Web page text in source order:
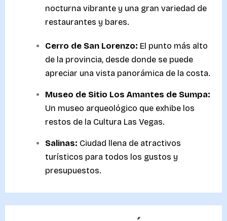
nocturna vibrante y una gran variedad de
restaurantes y bares.
Cerro de San Lorenzo: El punto más alto
de la provincia, desde donde se puede
apreciar una vista panorámica de la costa.
Museo de Sitio Los Amantes de Sumpa:
Un museo arqueológico que exhibe los
restos de la Cultura Las Vegas.
Salinas: Ciudad llena de atractivos
turísticos para todos los gustos y
presupuestos.